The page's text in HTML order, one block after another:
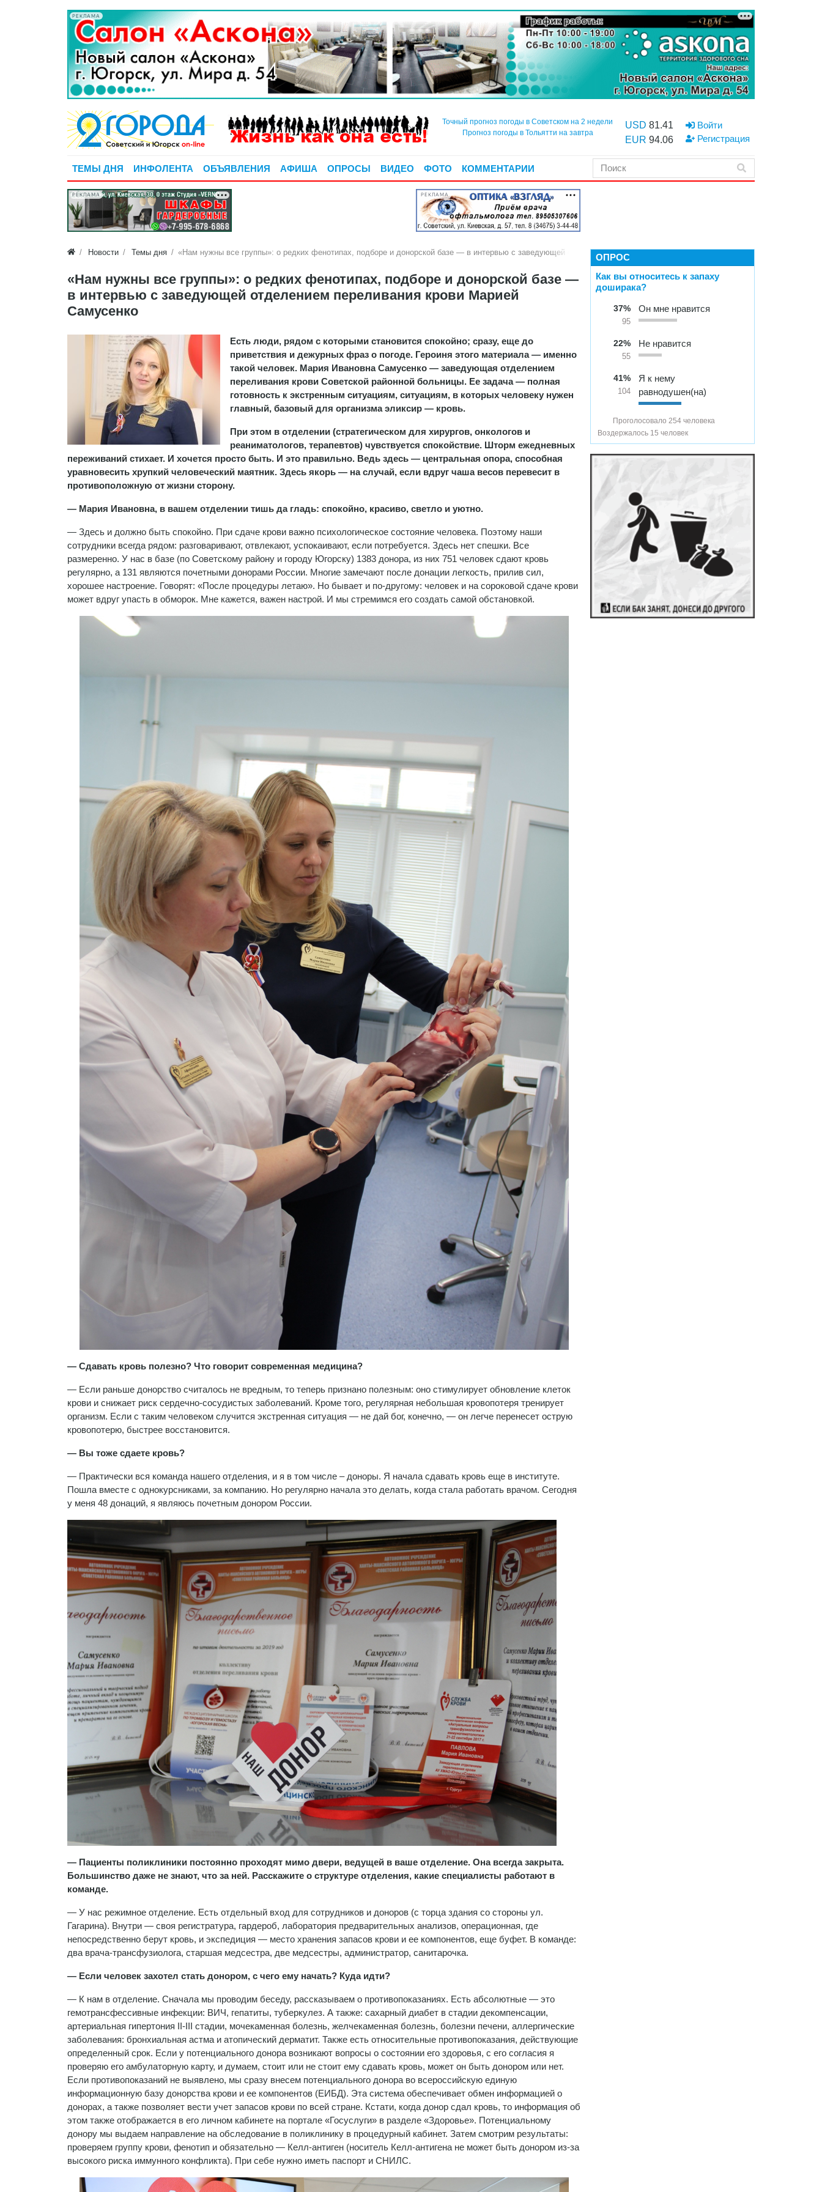
РЕКЛАМА
Точный прогноз погоды в Советском на 2 недели
Прогноз погоды в Тольятти на завтра
USD 81.41
EUR 94.06
Войти
Регистрация
ТЕМЫ ДНЯ ИНФОЛЕНТА ОБЪЯВЛЕНИЯ АФИША ОПРОСЫ ВИДЕО ФОТО КОММЕНТАРИИ
РЕКЛАМА РЕКЛАМА
Новости Темы дня ​«Нам нужны все группы»: о редких фенотипах, подборе и донорской базе — в интервью с заведующей отделением переливания крови Марией Самусенко
​«Нам нужны все группы»: о редких фенотипах, подборе и донорской базе —
в интервью с заведующей отделением переливания крови Марией
Самусенко
Есть люди, рядом с которыми становится спокойно; сразу, еще до
приветствия и дежурных фраз о погоде. Героиня этого материала — именно
такой человек. Мария Ивановна Самусенко — заведующая отделением
переливания крови Советской районной больницы. Ее задача — полная
готовность к экстренным ситуациям, ситуациям, в которых человеку нужен
главный, базовый для организма эликсир — кровь.
При этом в отделении (стратегическом для хирургов, онкологов и
реаниматологов, терапевтов) чувствуется спокойствие. Шторм ежедневных
переживаний стихает. И хочется просто быть. И это правильно. Ведь здесь — центральная опора, способная
уравновесить хрупкий человеческий маятник. Здесь якорь — на случай, если вдруг чаша весов перевесит в
противоположную от жизни сторону.
— Мария Ивановна, в вашем отделении тишь да гладь: спокойно, красиво, светло и уютно.
— Здесь и должно быть спокойно. При сдаче крови важно психологическое состояние человека. Поэтому наши
сотрудники всегда рядом: разговаривают, отвлекают, успокаивают, если потребуется. Здесь нет спешки. Все
размеренно. У нас в базе (по Советскому району и городу Югорску) 1383 донора, из них 751 человек сдают кровь
регулярно, а 131 являются почетными донорами России. Многие замечают после донации легкость, прилив сил,
хорошее настроение. Говорят: «После процедуры летаю». Но бывает и по-другому: человек и на сороковой сдаче крови
может вдруг упасть в обморок. Мне кажется, важен настрой. И мы стремимся его создать самой обстановкой.
— Сдавать кровь полезно? Что говорит современная медицина?
— Если раньше донорство считалось не вредным, то теперь признано полезным: оно стимулирует обновление клеток
крови и снижает риск сердечно-сосудистых заболеваний. Кроме того, регулярная небольшая кровопотеря тренирует
организм. Если с таким человеком случится экстренная ситуация — не дай бог, конечно, — он легче перенесет острую
кровопотерю, быстрее восстановится.
— Вы тоже сдаете кровь?
— Практически вся команда нашего отделения, и я в том числе – доноры. Я начала сдавать кровь еще в институте.
Пошла вместе с однокурсниками, за компанию. Но регулярно начала это делать, когда стала работать врачом. Сегодня
у меня 48 донаций, я являюсь почетным донором России.
— Пациенты поликлиники постоянно проходят мимо двери, ведущей в ваше отделение. Она всегда закрыта.
Большинство даже не знают, что за ней. Расскажите о структуре отделения, какие специалисты работают в
команде.
— У нас режимное отделение. Есть отдельный вход для сотрудников и доноров (с торца здания со стороны ул.
Гагарина). Внутри — своя регистратура, гардероб, лаборатория предварительных анализов, операционная, где
непосредственно берут кровь, и экспедиция — место хранения запасов крови и ее компонентов, еще буфет. В команде:
два врача-трансфузиолога, старшая медсестра, две медсестры, администратор, санитарочка.
— Если человек захотел стать донором, с чего ему начать? Куда идти?
— К нам в отделение. Сначала мы проводим беседу, рассказываем о противопоказаниях. Есть абсолютные — это
гемотрансфессивные инфекции: ВИЧ, гепатиты, туберкулез. А также: сахарный диабет в стадии декомпенсации,
артериальная гипертония II-III стадии, мочекаменная болезнь, желчекаменная болезнь, болезни печени, аллергические
заболевания: бронхиальная астма и атопический дерматит. Также есть относительные противопоказания, действующие
определенный срок. Если у потенциального донора возникают вопросы о состоянии его здоровья, с его согласия я
проверяю его амбулаторную карту, и думаем, стоит или не стоит ему сдавать кровь, может он быть донором или нет.
Если противопоказаний не выявлено, мы сразу внесем потенциального донора во всероссийскую единую
информационную базу донорства крови и ее компонентов (ЕИБД). Эта система обеспечивает обмен информацией о
донорах, а также позволяет вести учет запасов крови по всей стране. Кстати, когда донор сдал кровь, то информация об
этом также отображается в его личном кабинете на портале «Госуслуги» в разделе «Здоровье». Потенциальному
донору мы выдаем направление на обследование в поликлинику в процедурный кабинет. Затем смотрим результаты:
проверяем группу крови, фенотип и обязательно — Келл-антиген (носитель Келл-антигена не может быть донором из-за
высокого риска иммунного конфликта). При себе нужно иметь паспорт и СНИЛС.
ОПРОС
Как вы относитесь к запаху
доширака?
37%
95
Он мне нравится
22%
55
Не нравится
41%
104
Я к нему
равнодушен(на)
Проголосовало 254 человека
Воздержалось 15 человек